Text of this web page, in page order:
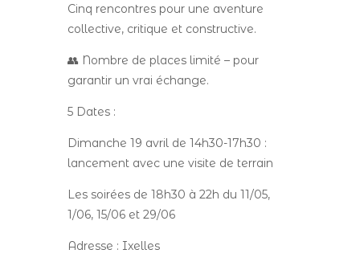
Cinq rencontres pour une aventure
collective, critique et constructive.
👥 Nombre de places limité – pour
garantir un vrai échange.
5 Dates :
Dimanche 19 avril de 14h30-17h30 :
lancement avec une visite de terrain
Les soirées de 18h30 à 22h du 11/05,
1/06, 15/06 et 29/06
Adresse : Ixelles